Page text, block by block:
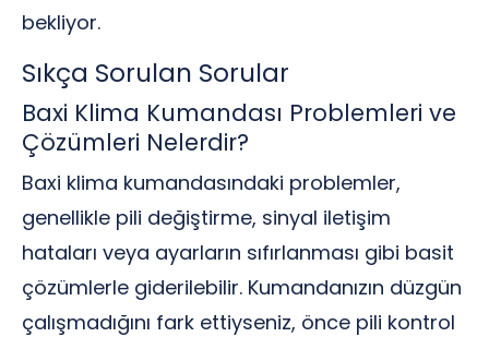
bekliyor.
Sıkça Sorulan Sorular
Baxi Klima Kumandası Problemleri ve
Çözümleri Nelerdir?
Baxi klima kumandasındaki problemler,
genellikle pili değiştirme, sinyal iletişim
hataları veya ayarların sıfırlanması gibi basit
çözümlerle giderilebilir. Kumandanızın düzgün
çalışmadığını fark ettiyseniz, önce pili kontrol